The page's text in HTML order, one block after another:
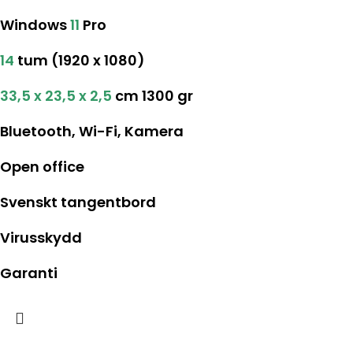
Windows11 Pro
14 tum (1920 x 1080)
33,5 x 23,5 x 2,5 cm 1300 gr
Bluetooth, Wi-Fi, Kamera
Open office
Svenskt tangentbord
Virusskydd
Garanti